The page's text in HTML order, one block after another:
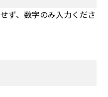
ず、数字のみ入力くださ